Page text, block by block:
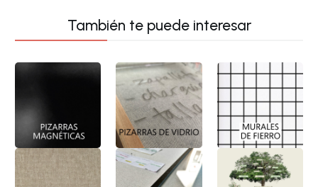
También te puede interesar